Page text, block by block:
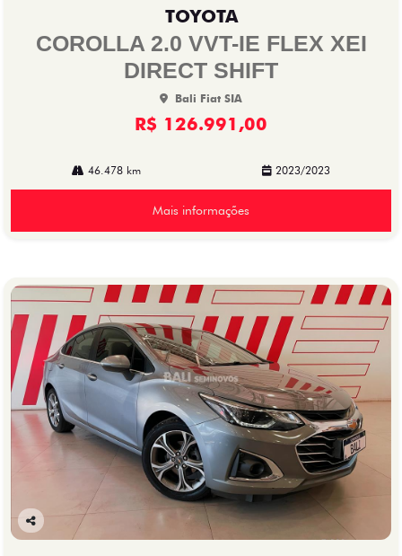
TOYOTA
COROLLA 2.0 VVT-IE FLEX XEI
DIRECT SHIFT
Bali Fiat SIA
R$ 126.991,00
46.478 km 2023/2023
Mais informações
Co